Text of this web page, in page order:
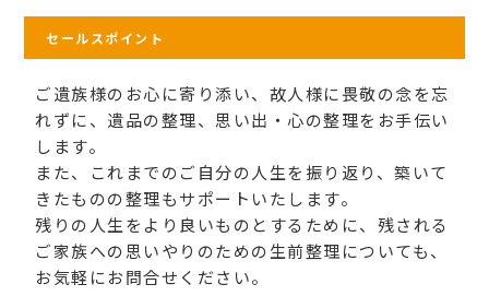
セールスポイント
ご遺族様のお心に寄り添い、故人様に畏敬の念を忘
れずに、遺品の整理、思い出・心の整理をお手伝い
します。
また、これまでのご自分の人生を振り返り、築いて
きたものの整理もサポートいたします。
残りの人生をより良いものとするために、残される
ご家族への思いやりのための生前整理についても、
お気軽にお問合せください。